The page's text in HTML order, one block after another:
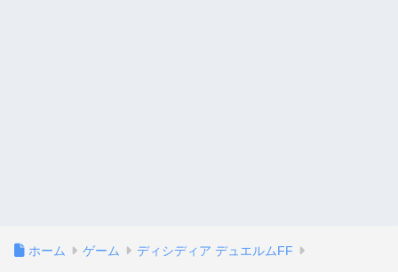
ホーム ゲーム ディシディア デュエルムFF